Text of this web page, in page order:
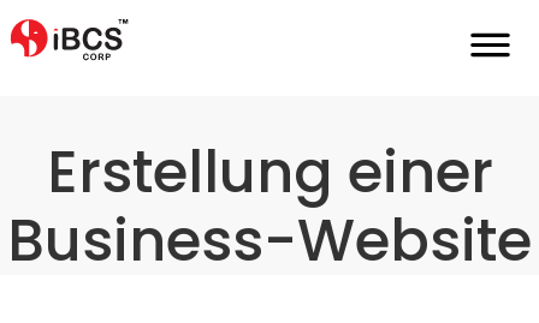
Erstellung einer
Business-Website
Home
Maßgeschneidertes-Branding
Erstellung-Von-Business-Websites